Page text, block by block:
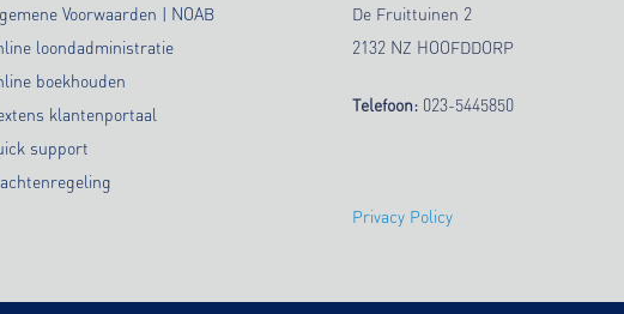
Voorwaarden | NOAB
loondadministratie
boekhouden
klantenportaal
support
De Fruittuinen 2
2132 NZ HOOFDDORP
Telefoon: 023-5445850
Privacy Policy